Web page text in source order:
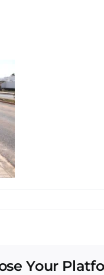
Your